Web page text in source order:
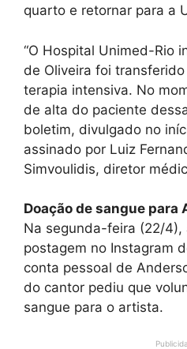
quarto e retornar para a
“O Hospital Unimed-Rio
de Oliveira foi
terapia intensiva. No
de alta do paciente
boletim, divulgado no
assinado por Luiz
Simvoulidis, diretor
Doação de sangue para
Na segunda-feira (22/4),
postagem no Instagram
conta pessoal de
do cantor pediu que
sangue para o artista.